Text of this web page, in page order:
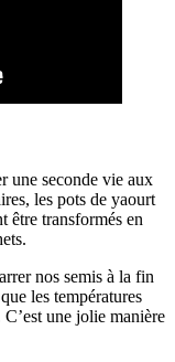
une seconde vie aux
les pots de yaourt
être transformés en
nos semis à la fin
les températures
une jolie manière